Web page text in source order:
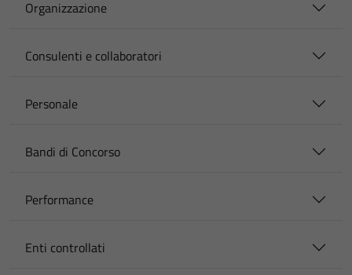
Organizzazione
Consulenti e collaboratori
Personale
Bandi di Concorso
Performance
Enti controllati